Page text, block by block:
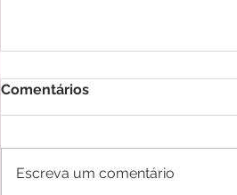
Comentários
Escreva um comentário